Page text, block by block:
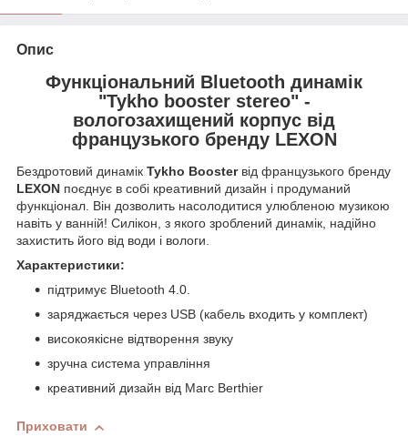
Опис
Функціональний Bluetooth динамік
"Tykho booster stereo" -
вологозахищений корпус від
французького бренду LEXON
Бездротовий динамік Tykho Boosterвід французького бренду
LEXON поєднує в собі креативний дизайн і продуманий
функціонал. Він дозволить насолодитися улюбленою музикою
навіть у ванній! Силікон, з якого зроблений динамік, надійно
захистить його від води і вологи.
Характеристики:
підтримує Bluetooth 4.0.
заряджається через USB (кабель входить у комплект)
високоякісне відтворення звуку
зручна система управління
креативний дизайн від Marc Berthier
Приховати